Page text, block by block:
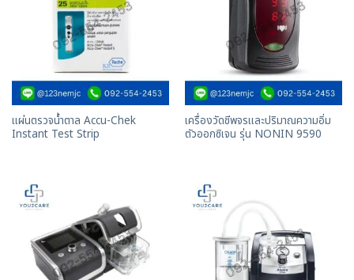
แผ่นตรวจน้ำตาล Accu-Chek
Instant Test Strip
เครื่องวัดชีพจรและปริมาณความอิ่ม
ตัวออกซิเจน รุ่น NONIN 9590